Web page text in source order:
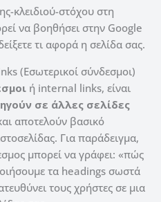
κλειδιού-στόχου στη
να βοηθήσει στην Google
τι αφορά η σελίδα σας.
(Εσωτερικοί σύνδεσμοι)
ή internal links, είναι
σε άλλες σελίδες
αποτελούν βασικό
Για παράδειγμα,
μπορεί να γράφει: «πώς
τα headings σωστά
τους χρήστες σε μια